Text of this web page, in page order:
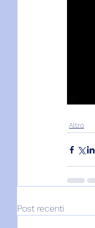
Altro
Post recenti